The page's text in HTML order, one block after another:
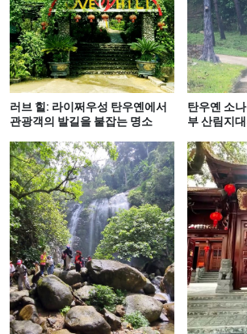
러브 힐: 라이쩌우성 탄우옌에서
관광객의 발길을 붙잡는 명소
탄우옌 소
부 산림지